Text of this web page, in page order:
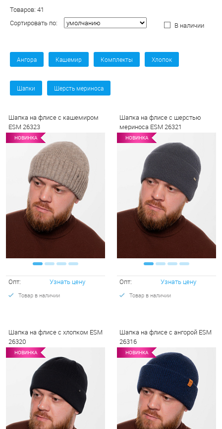
Товаров: 41
Сортировать по:
В наличии
Ангора Кашемир Комплекты Хлопок
Шапки Шерсть мериноса
Шапка на флисе с кашемиром
ESM 26323
НОВИНКА НОВИНКА
Опт: Узнать цену
Товар в наличии
Шапка на флисе с шерстью
мериноса ESM 26321
НОВИНКА НОВИНКА
Опт: Узнать цену
Товар в наличии
Шапка на флисе с хлопком ESM
26320
НОВИНКА НОВИНКА
Шапка на флисе с ангорой ESM
26316
НОВИНКА НОВИНКА